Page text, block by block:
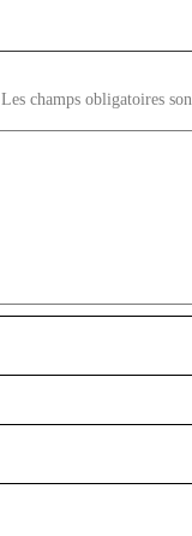
Les champs obligatoires